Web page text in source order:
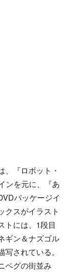
『ロボット・
ンを元に、『あ
パッケージイ
クスがイラスト
トには、1段目
ギン＆ナズゴル
されている。
ペグの街並み